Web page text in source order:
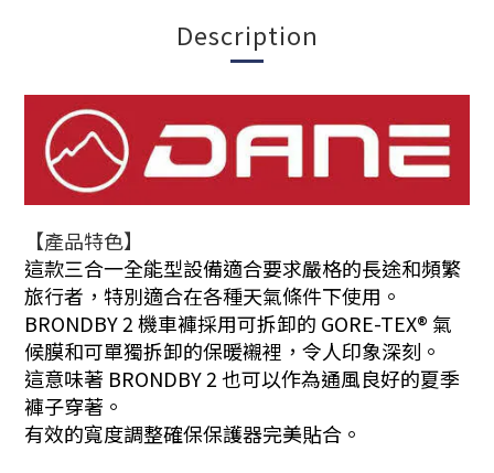
Description
【產品特色】
這款三合一全能型設備適合要求嚴格的長途和頻繁
旅行者，特別適合在各種天氣條件下使用。
BRONDBY 2 機車褲採用可拆卸的 GORE-TEX® 氣
候膜和可單獨拆卸的保暖襯裡，令人印象深刻。
這意味著 BRONDBY 2 也可以作為通風良好的夏季
褲子穿著。
有效的寬度調整確保保護器完美貼合。